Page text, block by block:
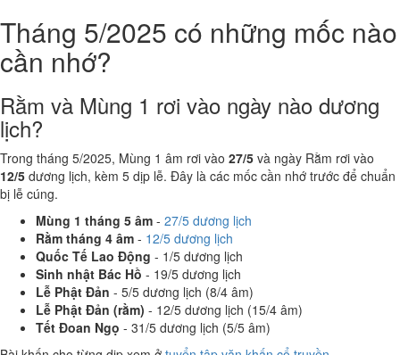
Tháng 5/2025 có những mốc nào
cần nhớ?
Rằm và Mùng 1 rơi vào ngày nào dương
lịch?
Trong tháng 5/2025, Mùng 1 âm rơi vào 27/5 và ngày Rằm rơi vào
12/5 dương lịch, kèm 5 dịp lễ. Đây là các mốc cần nhớ trước để chuẩn
bị lễ cúng.
Mùng 1 tháng 5 âm - 27/5 dương lịch
Rằm tháng 4 âm - 12/5 dương lịch
Quốc Tế Lao Động - 1/5 dương lịch
Sinh nhật Bác Hồ - 19/5 dương lịch
Lễ Phật Đản - 5/5 dương lịch (8/4 âm)
Lễ Phật Đản (rằm) - 12/5 dương lịch (15/4 âm)
Tết Đoan Ngọ - 31/5 dương lịch (5/5 âm)